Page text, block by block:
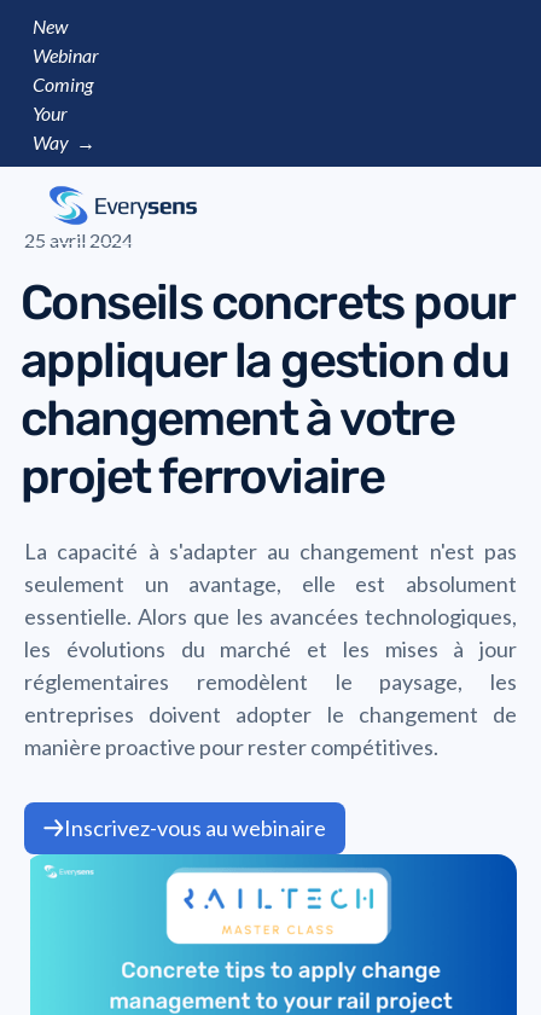
New
Webinar
Coming
Your
Way →
25 avril 2024
Conseils concrets pour
appliquer la gestion du
changement à votre
projet ferroviaire
La capacité à s'adapter au changement n'est pas
seulement un avantage, elle est absolument
essentielle. Alors que les avancées technologiques,
les évolutions du marché et les mises à jour
réglementaires remodèlent le paysage, les
entreprises doivent adopter le changement de
manière proactive pour rester compétitives.
Inscrivez-vous au webinaire